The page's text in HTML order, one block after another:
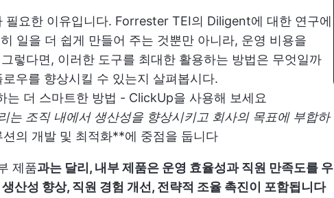
필요한 이유입니다. Forrester TEI의 Diligent에 대한 연구에
일을 더 쉽게 만들어 주는 것뿐만 아니라, 운영 비용을
렇다면, 이러한 도구를 최대한 활용하는 방법은 무엇일까
우를 향상시킬 수 있는지 살펴봅시다.
는 더 스마트한 방법 - ClickUp을 사용해 보세요
는 조직 내에서 생산성을 향상시키고 회사의 목표에 부합하
션의 개발 및 최적화**에 중점을 둡니다
제품과는 달리, 내부 제품은 운영 효율성과 직원 만족도를 우
산성 향상, 직원 경험 개선, 전략적 조율 촉진이 포함됩니다